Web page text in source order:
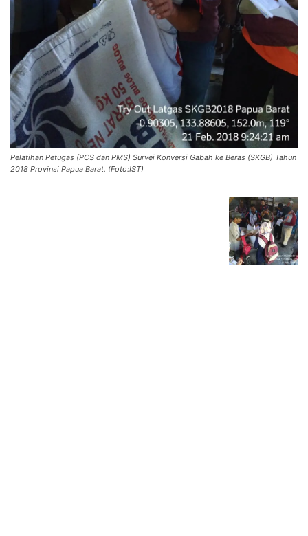
Pelatihan Petugas (PCS dan PMS) Survei Konversi Gabah ke Beras (SKGB) Tahun
2018 Provinsi Papua Barat. (Foto:IST)